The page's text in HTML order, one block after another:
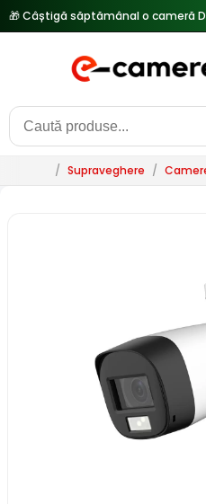
Reduceri de pana la 25%
/ Supraveghere /